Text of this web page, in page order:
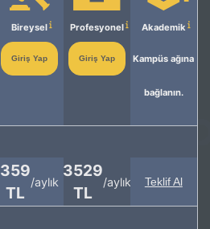
Bireysel
Giriş Yap
Profesyonel
Giriş Yap
Akademik
Kampüs ağına
bağlanın.
359
TL
/aylık
3529
TL
/aylık Teklif Al